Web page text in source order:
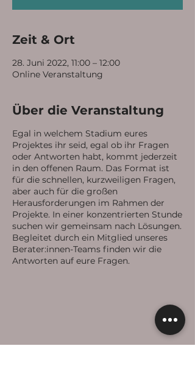
Zeit & Ort
28. Juni 2022, 11:00 – 12:00
Online Veranstaltung
Über die Veranstaltung
Egal in welchem Stadium eures
Projektes ihr seid, egal ob ihr Fragen
oder Antworten habt, kommt jederzeit
in den offenen Raum. Das Format ist
für die schnellen, kurzweiligen Fragen,
aber auch für die großen
Herausforderungen im Rahmen der
Projekte. In einer konzentrierten Stunde
suchen wir gemeinsam nach Lösungen.
Begleitet durch ein Mitglied unseres
Berater:innen-Teams finden wir die
Antworten auf eure Fragen.